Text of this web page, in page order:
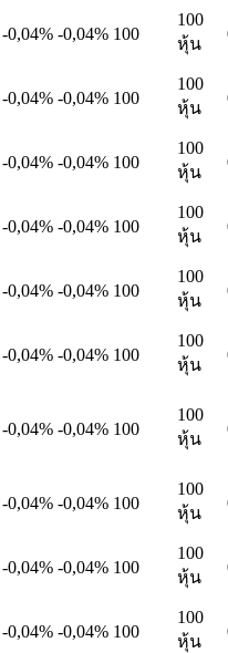
-0,04% -0,04% 100
100
หุ้น
-0,04% -0,04% 100
100
หุ้น
-0,04% -0,04% 100
100
หุ้น
-0,04% -0,04% 100
100
หุ้น
-0,04% -0,04% 100
100
หุ้น
-0,04% -0,04% 100
100
หุ้น
-0,04% -0,04% 100
100
หุ้น
-0,04% -0,04% 100
100
หุ้น
-0,04% -0,04% 100
100
หุ้น
-0,04% -0,04% 100
100
หุ้น